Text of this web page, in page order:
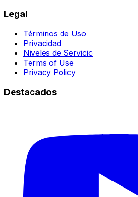
Legal
Términos de Uso
Privacidad
Niveles de Servicio
Terms of Use
Privacy Policy
Destacados